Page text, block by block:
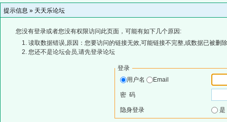
提示信息 » 天天乐论坛
您没有登录或者您没有权限访问此页面，可能有如下几个原因:
读取数据错误,原因：您要访问的链接无效,可能链接不完整,或数据已被删
您还不是论坛会员,请先登录论坛
登录
用户名
Email
密 码
隐身登录